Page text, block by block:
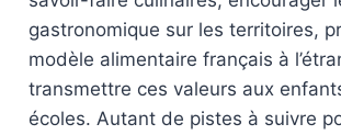
gastronomique sur les territoires,
modèle alimentaire français à
transmettre ces valeurs aux
écoles. Autant de pistes à suivre